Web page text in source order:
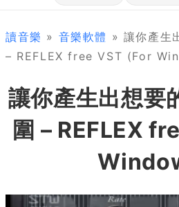
讀音樂 » 音樂軟體 » 讓你產生
– REFLEX free VST (For
讓你產生出想要
圍 – REFLEX